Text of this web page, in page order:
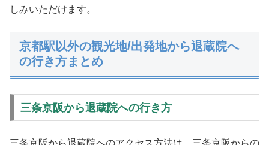
しみいただけます。
京都駅以外の観光地/出発地から退蔵院へ
の行き方まとめ
三条京阪から退蔵院への行き方
三条京阪から退蔵院へのアクセス方法は、三条京阪からの